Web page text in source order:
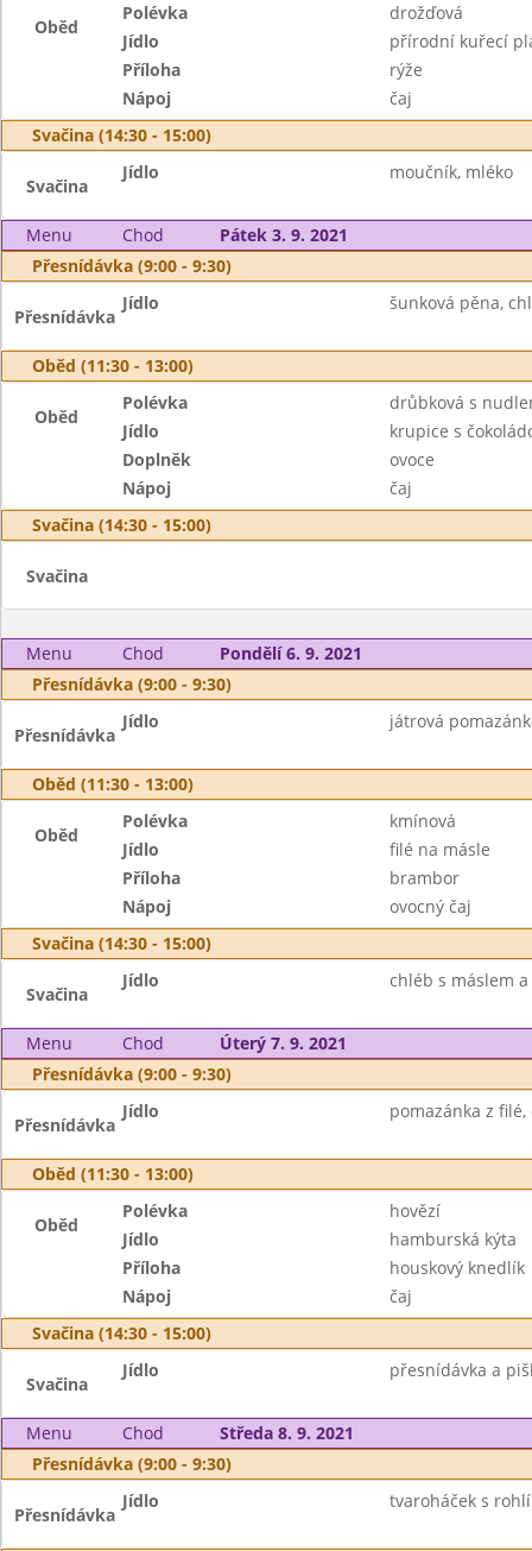
Oběd
Polévka
drožďová
Jídlo
přírodní kuřecí
Příloha
rýže
Nápoj
čaj
Svačina (14:30 - 15:00)
Svačina
Jídlo moučník, mléko
Menu Chod
Pátek 3. 9. 2021
Přesnídávka (9:00 - 9:30)
Přesnídávka
Jídlo šunková pěna,
Oběd (11:30 - 13:00)
Oběd
Polévka
drůbková s
Jídlo
krupice s
Doplněk
ovoce
Nápoj
čaj
Svačina (14:30 - 15:00)
Svačina
Menu Chod
Pondělí 6. 9. 2021
Přesnídávka (9:00 - 9:30)
Přesnídávka
Jídlo játrová
Oběd (11:30 - 13:00)
Oběd
Polévka
kmínová
Jídlo
filé na másle
Příloha
brambor
Nápoj
ovocný čaj
Svačina (14:30 - 15:00)
Svačina
Jídlo chléb s máslem
Menu Chod
Úterý 7. 9. 2021
Přesnídávka (9:00 - 9:30)
Přesnídávka
Jídlo pomazánka z
Oběd (11:30 - 13:00)
Oběd
Polévka
hovězí
Jídlo
hamburská kýta
Příloha
houskový knedlík
Nápoj
čaj
Svačina (14:30 - 15:00)
Svačina
Jídlo přesnídávka a
Menu Chod
Středa 8. 9. 2021
Přesnídávka (9:00 - 9:30)
Přesnídávka
Jídlo tvaroháček s